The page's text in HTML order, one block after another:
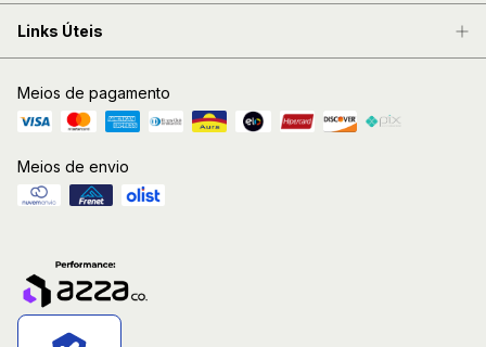
Links Úteis
Meios de pagamento
Meios de envio